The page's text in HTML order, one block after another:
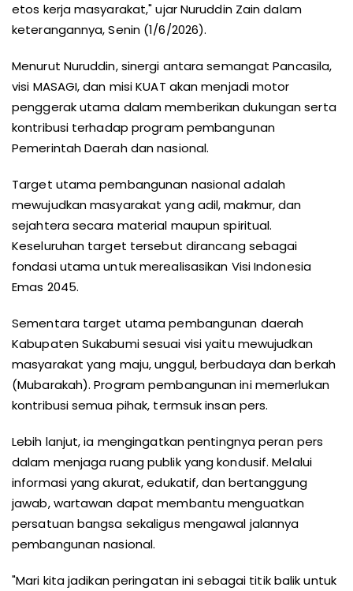
etos kerja masyarakat," ujar Nuruddin Zain dalam
keterangannya, Senin (1/6/2026).
Menurut Nuruddin, sinergi antara semangat Pancasila,
visi MASAGI, dan misi KUAT akan menjadi motor
penggerak utama dalam memberikan dukungan serta
kontribusi terhadap program pembangunan
Pemerintah Daerah dan nasional.
Target utama pembangunan nasional adalah
mewujudkan masyarakat yang adil, makmur, dan
sejahtera secara material maupun spiritual.
Keseluruhan target tersebut dirancang sebagai
fondasi utama untuk merealisasikan Visi Indonesia
Emas 2045.
Sementara target utama pembangunan daerah
Kabupaten Sukabumi sesuai visi yaitu mewujudkan
masyarakat yang maju, unggul, berbudaya dan berkah
(Mubarakah). Program pembangunan ini memerlukan
kontribusi semua pihak, termsuk insan pers.
Lebih lanjut, ia mengingatkan pentingnya peran pers
dalam menjaga ruang publik yang kondusif. Melalui
informasi yang akurat, edukatif, dan bertanggung
jawab, wartawan dapat membantu menguatkan
persatuan bangsa sekaligus mengawal jalannya
pembangunan nasional.
"Mari kita jadikan peringatan ini sebagai titik balik untuk